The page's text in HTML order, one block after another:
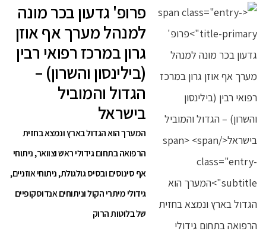
פרופ' גדעון בכר מונה
למנהל מערך אף אוזן
גרון במרכז רפואי רבין
(בילינסון והשרון) –
הגדול והמוביל
בישראל
המערך הוא הגדול בארץ ונמצא בחזית
הרפואה בתחום גידולי ראש וצוואר, ניתוחי
אף סינוסים ובסיס גולגולת, ניתוחי אוזניים,
גידולי מיתרי הקול וניתוחים אנדוסקופיים
של בלוטות הרוק